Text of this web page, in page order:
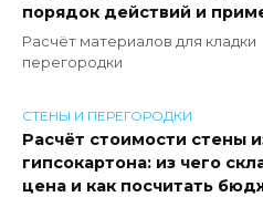
порядок действий и
Расчёт материалов для кладки
перегородки
СТЕНЫ И ПЕРЕГОРОДКИ
Расчёт стоимости стены
гипсокартона: из чего
цена и как посчитать